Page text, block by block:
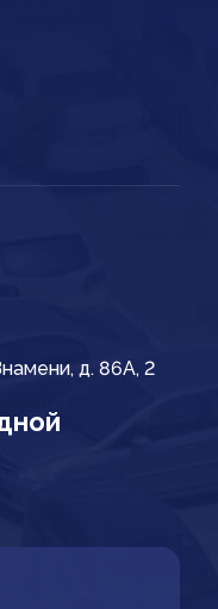
д. 86А, 2